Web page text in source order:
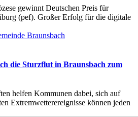
gewinnt Deutschen Preis für
(pef). Großer Erfolg für die digitale
die Sturzflut in Braunsbach zum
helfen Kommunen dabei, sich auf
Extremwetterereignisse können jeden